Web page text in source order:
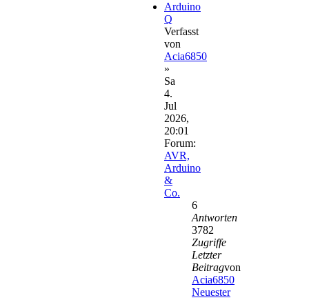
Arduino
Q
Verfasst
von
Acia6850
»
Sa
4.
Jul
2026,
20:01
Forum:
AVR,
Arduino
&
Co.
6
Antworten
3782
Zugriffe
Letzter
Beitragvon
Acia6850
Neuester